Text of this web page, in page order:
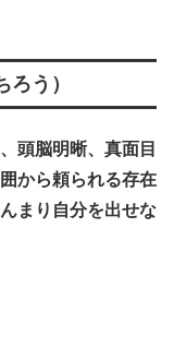
う）
頭脳明晰、真面目
から頼られる存在
まり自分を出せな